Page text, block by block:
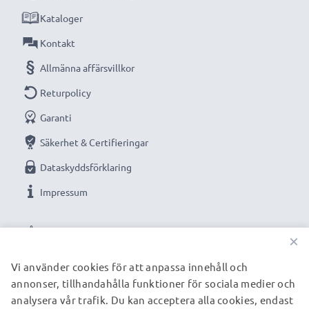
Teknisk data:
Kapacitet: 1050mAh
Spänning: 3.6V - 3.7V
Cellteknik
Färg
Optimerat för bland annat:
PowerTel M4000 / Amplicom PowerTel M5000 /
Amplicom PowerTel M5010 telefon, mobiltelefon,
smartphone med flera
rimligt pris.
VÅRA BETALNINGSALTERNATIV
Kataloger
Kontakt
Allmänna affärsvillkor
Returpolicy
Garanti
Säkerhet & Certifieringar
Dataskyddsförklaring
Impressum
VÅRA FRAKTPARTNERS
×
Vi använder cookies för att anpassa innehåll och
annonser, tillhandahålla funktioner för sociala medier och
analysera vår trafik. Du kan acceptera alla cookies, endast